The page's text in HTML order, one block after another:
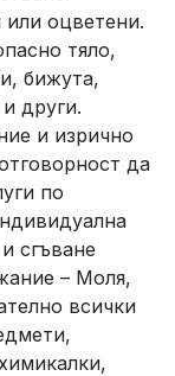
оцветени.
тяло,
бижута,
други.
и изрично
да
по
сгъване
– Моля,
всички